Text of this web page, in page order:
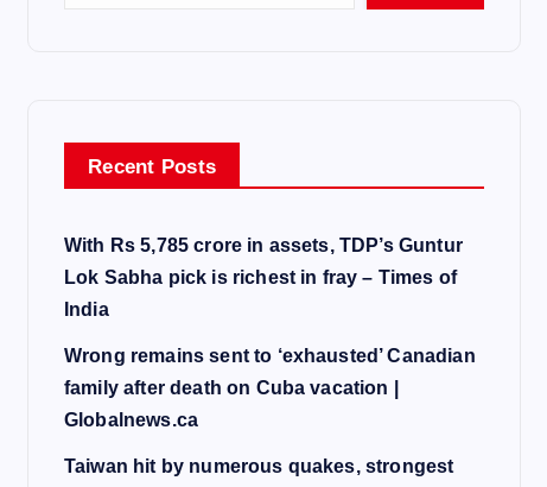
Recent Posts
With Rs 5,785 crore in assets, TDP’s Guntur
Lok Sabha pick is richest in fray – Times of
India
Wrong remains sent to ‘exhausted’ Canadian
family after death on Cuba vacation |
Globalnews.ca
Taiwan hit by numerous quakes, strongest